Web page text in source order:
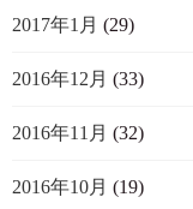
2017年1月 (29)
2016年12月 (33)
2016年11月 (32)
2016年10月 (19)